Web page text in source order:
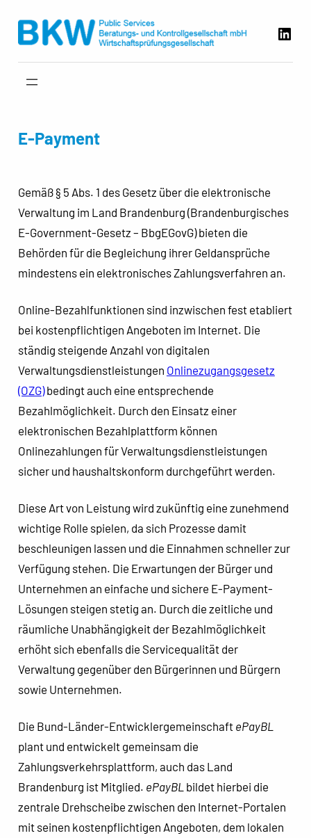
Inhalt
E-Payment
Gemäß § 5 Abs. 1 des Gesetz über die elektronische
Verwaltung im Land Brandenburg (Brandenburgisches
E-Government-Gesetz – BbgEGovG) bieten die
Behörden für die Begleichung ihrer Geldansprüche
mindestens ein elektronisches Zahlungsverfahren an.
Online-Bezahlfunktionen sind inzwischen fest etabliert
bei kostenpflichtigen Angeboten im Internet. Die
ständig steigende Anzahl von digitalen
Verwaltungsdienstleistungen Onlinezugangsgesetz
(OZG)bedingt auch eine entsprechende
Bezahlmöglichkeit. Durch den Einsatz einer
elektronischen Bezahlplattform können
Onlinezahlungen für Verwaltungsdienstleistungen
sicher und haushaltskonform durchgeführt werden.
Diese Art von Leistung wird zukünftig eine zunehmend
wichtige Rolle spielen, da sich Prozesse damit
beschleunigen lassen und die Einnahmen schneller zur
Verfügung stehen. Die Erwartungen der Bürger und
Unternehmen an einfache und sichere E-Payment-
Lösungen steigen stetig an. Durch die zeitliche und
räumliche Unabhängigkeit der Bezahlmöglichkeit
erhöht sich ebenfalls die Servicequalität der
Verwaltung gegenüber den Bürgerinnen und Bürgern
sowie Unternehmen.
Die Bund-Länder-Entwicklergemeinschaft ePayBL
plant und entwickelt gemeinsam die
Zahlungsverkehrsplattform, auch das Land
Brandenburg ist Mitglied. ePayBL bildet hierbei die
zentrale Drehscheibe zwischen den Internet-Portalen
mit seinen kostenpflichtigen Angeboten, dem lokalen